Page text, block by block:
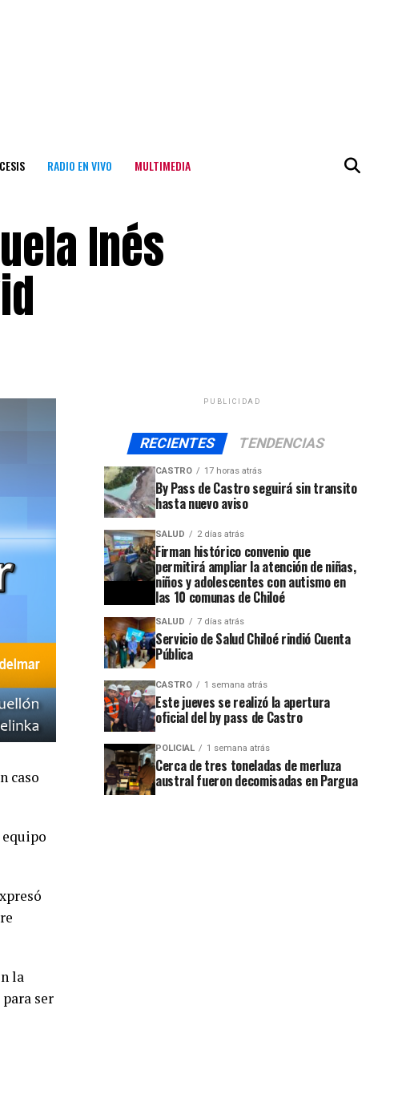
RADIO EN VIVO MULTIMEDIA
Inés
caso
la
ser
PUBLICIDAD
RECIENTES TENDENCIAS
CASTRO 17 horas atrás
By Pass de Castro seguirá sin transito
hasta nuevo aviso
SALUD 2 días atrás
Firman histórico convenio que
permitirá ampliar la atención de niñas,
niños y adolescentes con autismo en
las 10 comunas de Chiloé
SALUD 7 días atrás
Servicio de Salud Chiloé rindió Cuenta
Pública
CASTRO 1 semana atrás
Este jueves se realizó la apertura
oficial del by pass de Castro
POLICIAL 1 semana atrás
Cerca de tres toneladas de merluza
austral fueron decomisadas en Pargua